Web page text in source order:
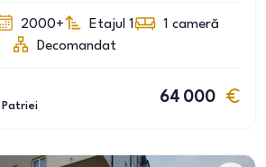
2000+ Etajul 1 1 cameră
Decomandat
64 000